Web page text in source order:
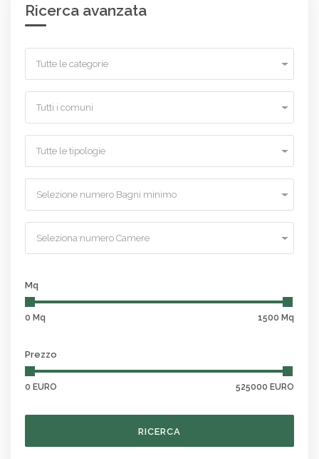
Ricerca avanzata
Tutte le categorie
Tutti i comuni
Tutte le tipologie
Selezione numero Bagni minimo
Seleziona numero Camere
Mq
0 Mq 1500 Mq
Prezzo
0 EURO 525000 EURO
RICERCA